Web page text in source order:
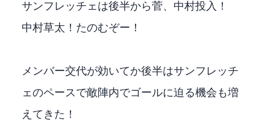
サンフレッチェは後半から菅、中村投入！
中村草太！たのむぞー！
メンバー交代が効いてか後半はサンフレッチ
ェのペースで敵陣内でゴールに迫る機会も増
えてきた！